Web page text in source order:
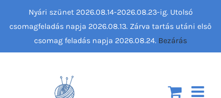
Nyári szünet 2026.08.14-2026.08.23-ig. Utolsó
csomagfeladás napja 2026.08.13. Zárva tartás utáni első
csomag feladás napja 2026.08.24. Bezárás